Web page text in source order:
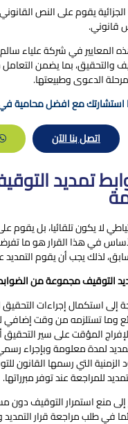
يقوم على النص
قانوني.
في شركة علياء سالم
والتحقيق، بما يضمن
الدعوى وطبيعتها.
استشارتك مع افضل محامية في
اتصل بنا الآن
تمديد
لا يكون تلقائيا، بل يقوم
في هذا القرار هو ما
لذلك يجب أن يقوم
التوقيف مجموعة من
إلى استكمال إجراءات
وما تستلزمه من وقت إضافي
الإفراج المؤقت على سير
لمدة معلومة وبإجراء
الزمنية التي رسمها القانون
للمراجعة عند توفر مبرراتها.
منع استمرار التوقيف
في طلب مراجعة قرار التمديد